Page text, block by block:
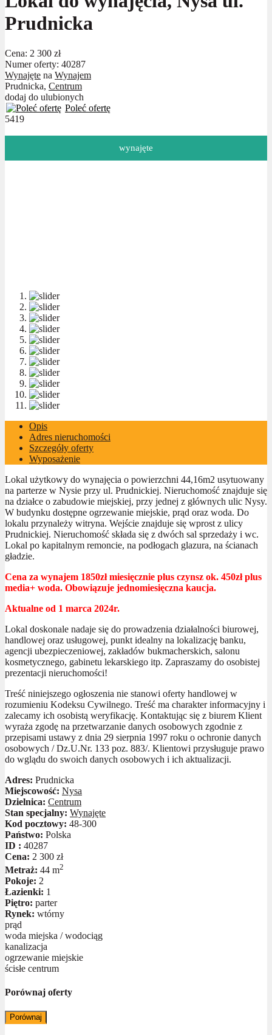
Prudnicka
Cena: 2 300 zł
Numer oferty: 40287
Wynajęte na Wynajem
Prudnicka, Centrum
dodaj do ulubionych
Poleć ofertę
5419
wynajęte
Opis
Adres nieruchomości
Szczegóły oferty
Wyposażenie
Lokal użytkowy do wynajęcia o powierzchni 44,16m2 usytuowany
na parterze w Nysie przy ul. Prudnickiej. Nieruchomość znajduje się
na działce o zabudowie miejskiej, przy jednej z głównych ulic Nysy.
W budynku dostępne ogrzewanie miejskie, prąd oraz woda. Do
lokalu przynależy witryna. Wejście znajduje się wprost z ulicy
Prudnickiej. Nieruchomość składa się z dwóch sal sprzedaży i wc.
Lokal po kapitalnym remoncie, na podłogach glazura, na ścianach
gładzie.
Cena za wynajem 1850zł miesięcznie plus czynsz ok. 450zł plus
media+ woda. Obowiązuje jednomiesięczna kaucja.
Aktualne od 1 marca 2024r.
Lokal doskonale nadaje się do prowadzenia działalności biurowej,
handlowej oraz usługowej, punkt idealny na lokalizację banku,
agencji ubezpieczeniowej, zakładów bukmacherskich, salonu
kosmetycznego, gabinetu lekarskiego itp. Zapraszamy do osobistej
prezentacji nieruchomości!
Treść niniejszego ogłoszenia nie stanowi oferty handlowej w
rozumieniu Kodeksu Cywilnego. Treść ma charakter informacyjny i
zalecamy ich osobistą weryfikację. Kontaktując się z biurem Klient
wyraża zgodę na przetwarzanie danych osobowych zgodnie z
przepisami ustawy z dnia 29 sierpnia 1997 roku o ochronie danych
osobowych / Dz.U.Nr. 133 poz. 883/. Klientowi przysługuje prawo
do wglądu do swoich danych osobowych i ich aktualizacji.
Adres: Prudnicka
Miejscowość: Nysa
Dzielnica: Centrum
Stan specjalny: Wynajęte
Kod pocztowy: 48-300
Państwo: Polska
ID : 40287
Cena: 2 300 zł
Metraż: 44 m2
Pokoje: 2
Łazienki: 1
Piętro: parter
Rynek: wtórny
prąd
woda miejska / wodociąg
kanalizacja
ogrzewanie miejskie
ścisłe centrum
Porównaj oferty
Porównaj